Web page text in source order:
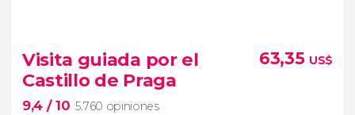
Visita guiada por el
Castillo de Praga
9,4 / 10 5.760 opiniones
63,35 US$